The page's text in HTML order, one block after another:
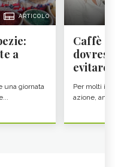
ARTICOLO
a
una giornata
Caffè
evitare
Per molti il
azione,